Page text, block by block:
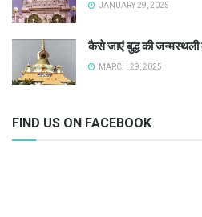
JANUARY 29, 2025
कैसे जाएं बुद्ध की जन्मस्थली
MARCH 29, 2025
FIND US ON FACEBOOK